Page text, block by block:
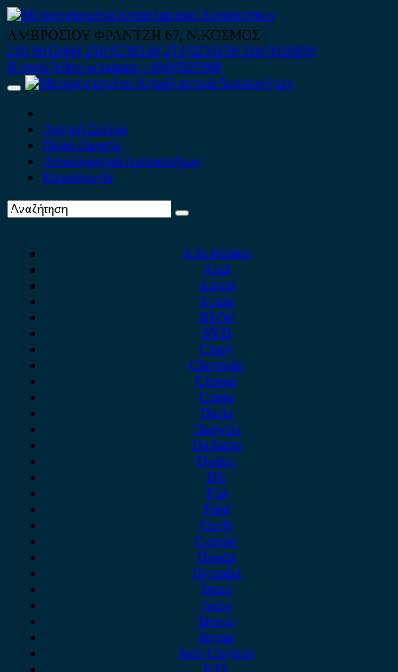
Skip
to
content
ΑΜΒΡΟΣΙΟΥ ΦΡΑΝΤΖΗ 67, Ν.ΚΟΣΜΟΣ
210 9012444 210 9239148 210 9238158 210 9026839
Κινητό-Viber-whatsapp : 6980507900
Primary
Αρχική Σελίδα
Ποιοί είμαστε
Ανταλλακτικά Αυτοκινήτων
Επικοινωνία
Alfa Romeo
Audi
Austin
Acura
BMW
BYD
Chery
Chevrolet
Citroen
Cupra
Dacia
Daewoo
Daihatsu
Dodge
DS
Fiat
Ford
Geely
Gonow
Honda
Hyundai
Isuzu
iveco
Jaecoo
Jaguar
Jeep Chrysler
KIA